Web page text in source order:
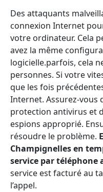
Des attaquants
connexion Internet
votre ordinateur. Cela
avez la même
logicielle.parfois, cela
personnes. Si votre
que les fois
Internet. Assurez-vous
protection antivirus et
espions approprié.
résoudre le problème.
Champignelles en
service par téléphone
service est facturé au
l’appel.